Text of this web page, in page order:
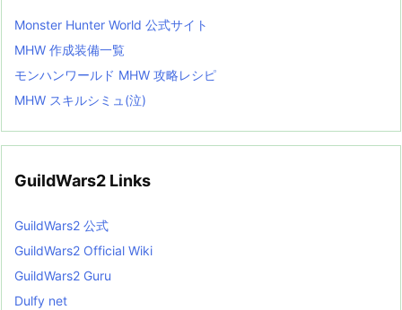
Monster Hunter World 公式サイト
MHW 作成装備一覧
モンハンワールド MHW 攻略レシピ
MHW スキルシミュ(泣)
GuildWars2 Links
GuildWars2 公式
GuildWars2 Official Wiki
GuildWars2 Guru
Dulfy net